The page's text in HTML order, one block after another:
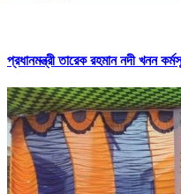
প্রধানমন্ত্রী তারেক রহমান নদী খনন